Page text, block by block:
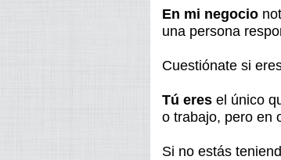
En mi negocio
una persona
Cuestiónate si
Tú eres el único
o trabajo, pero en
Si no estás